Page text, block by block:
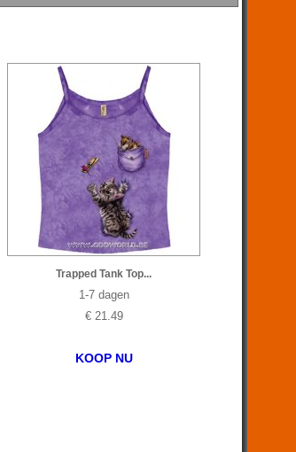
Trapped Tank Top...
1-7 dagen
€ 21.49
KOOP NU